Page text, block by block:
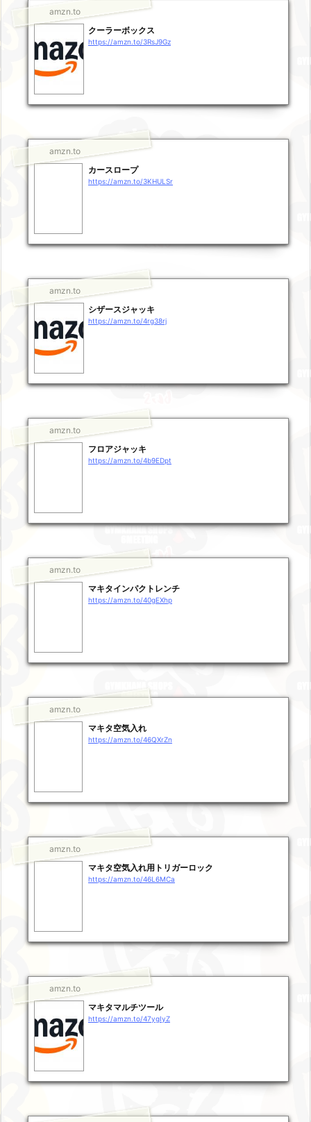
amzn.to
クーラーボックス
https://amzn.to/3RsJ9Gz
amzn.to
カースロープ
https://amzn.to/3KHULSr
amzn.to
シザースジャッキ
https://amzn.to/4rg38rj
amzn.to
フロアジャッキ
https://amzn.to/4b9EDpt
amzn.to
マキタインパクトレンチ
https://amzn.to/40gEXhp
amzn.to
マキタ空気入れ
https://amzn.to/46QXrZn
amzn.to
マキタ空気入れ用トリガーロック
https://amzn.to/46L6MCa
amzn.to
マキタマルチツール
https://amzn.to/47ygIyZ